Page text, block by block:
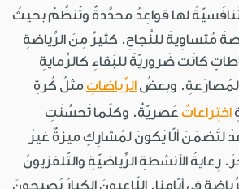
لها قواعِدُ محدَّدةٌ وتُنظَّمُ بحيثُ
مُتساوِيةً للنَّجاحِ. كثيرٌ مِنَ الرِّياضةِ
كانَت ضَروريّةً للبَقاءِ كالرِّمايةِ
وبعضُ الرِّياضاتِمثلُ كُرةِ
اختِراعاتٌ عَصريّةٌ. وكلّما تَحسَّنَتِ
لتَضمَنَ ألّا يَكونَ لمُشارِكٍ ميزةٌ غيرُ
رِعايةُ الأنشطةِ الرِّياضيّةِ والتّلفزيونُ
في أيّامِنا. اللّاعِبونَ الكِبارُ يُصبِحونَ